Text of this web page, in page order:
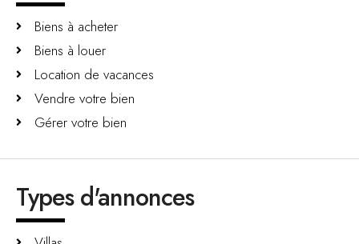
Biens à acheter
Biens à louer
Location de vacances
Vendre votre bien
Gérer votre bien
Types d'annonces